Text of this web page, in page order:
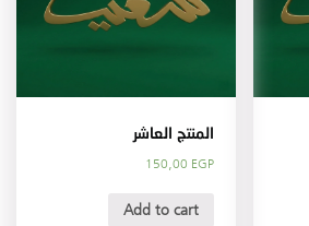
المنتج العاشر
150,00 EGP
Add to cart